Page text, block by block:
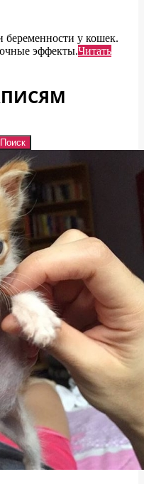
у кошек.
эффекты.Читать